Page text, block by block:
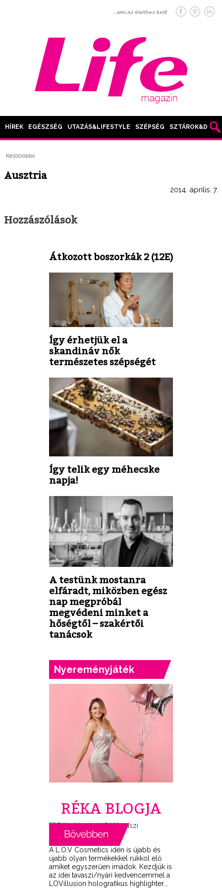
… ami az élethez kell!
HÍREK EGÉSZSÉG UTAZÁS&LIFESTYLE SZÉPSÉG SZTÁROK&DIVAT
Kezdőoldal
Ausztria
2014. április. 7.
Hozzászólások
Átkozott boszorkák 2 (12E)
Így érhetjük el a
skandináv nők
természetes szépségét
Így telik egy méhecske
napja!
A testünk mostanra
elfáradt, miközben egész
nap megpróbál
megvédeni minket a
hőségtől – szakértői
tanácsok
Nyereményjáték
RÉKA BLOGJA
A L.O.V Cosmetics idén is újabb és
újabb olyan termékekkel rukkol elő
amiket egyszerűen imádok. Kezdjük is
az idei tavaszi/nyári kedvencemmel a
LOVillusion holografikus highlighter...